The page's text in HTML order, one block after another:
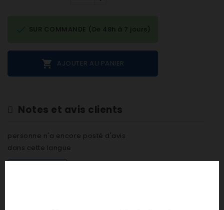
 AJOUTER AU PANIER
SUR COMMANDE (De 48h à 7 jours)
Notes et avis clients
personne n'a encore posté d'avis
dans cette langue